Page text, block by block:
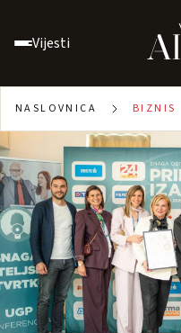
Vijesti
NASLOVNICA BIZNIS